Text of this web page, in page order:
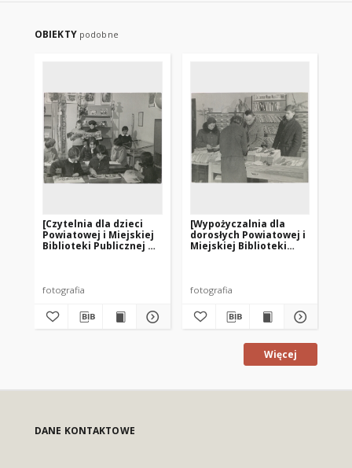
OBIEKTY podobne
[Czytelnia dla dzieci
Powiatowej i Miejskiej
Biblioteki Publicznej w
fotografia
[Wypożyczalnia dla
dorosłych Powiatowej i
Miejskiej Biblioteki
fotografia
Więcej
DANE KONTAKTOWE